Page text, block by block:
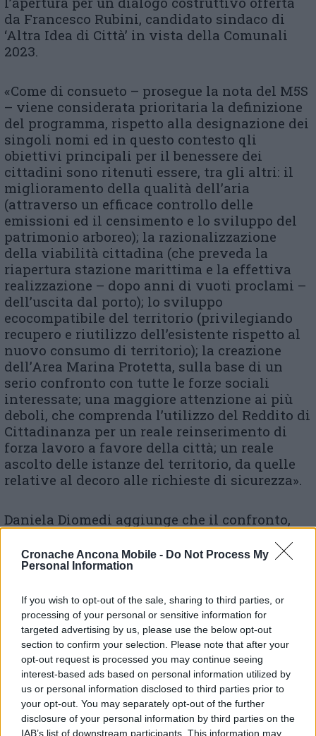
Cronache Ancona Mobile - Do Not Process My
Personal Information
If you wish to opt-out of the sale, sharing to third parties, or
processing of your personal or sensitive information for
targeted advertising by us, please use the below opt-out
section to confirm your selection. Please note that after your
opt-out request is processed you may continue seeing
interest-based ads based on personal information utilized by
us or personal information disclosed to third parties prior to
your opt-out. You may separately opt-out of the further
disclosure of your personal information by third parties on the
IAB’s list of downstream participants. This information may
da Francesco Rubini, candidato sindaco di
‘Altra Idea di Città’ in vista della Comunali
2023.
«Come di consueto – prosegue la nota del M5S
– viene considerata prioritaria la definizione
del programma, rispetto alla designazione dei
singoli nomi ed in questo contesto qli
obiettivi principali per il benessere dei
cittadini sono ritenuti essere, tra gli altri: il
miglioramento della qualità dell’aria
(attraverso un efficace controllo delle
emissioni ed il censimento e lo sviluppo del
patrimonio arboreo); la razionalizzazione
della viabilità cittadina (che preveda la
riapertura stazione marittima e la effettiva
realizzazione – dopo anni di vuoti proclami –
dell’uscita dal porto); lo sviluppo
ecocompatibile del territorio (privilegiando
recupero e riutilizzo dell’esistente rispetto al
nuovo consumo di territorio); la creazione
dell’Area Marina Protetta, sulla base di un
serio confronto con tutte le forze sociali
interessate; una maggiore attenzione ai più
deboli, che comprenda l’utilizzo del Reddito di
Cittadinanza per un reale reinserimento di
forza lavoro a favore della città; un reale
ascolto delle istanze del territorio, da quelle
relative al decoro alle richieste di sicurezza».
Daniela Diomedi aggiunge che il confronto,
attraverso vari incontri con rappresentanti di
comitati e liste civiche, tra cui “Altra Idea di
negli ultimi anni molte battaglie su questi
temi in Consiglio comunale. In tutti questi
colloqui si è comunque evidenziata
l’opportunità di individuare un candidato
sindaco comune, di altro profilo, che non
rappresenti una singola posizione bensì
l’insieme di queste istanze e possa pertanto
essere espressione di tutte le forze riunite
attorno al programma. Su questa linea –